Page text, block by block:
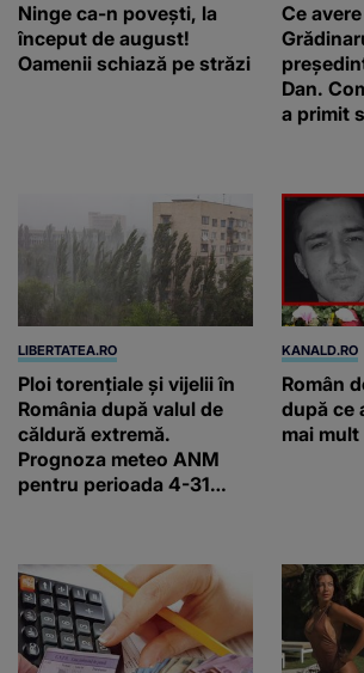
Ninge ca-n povești, la
început de august!
Oamenii schiază pe străzi
Ce
Dan.
a primit
LIBERTATEA.RO
Ploi torențiale și vijelii în
România după valul de
căldură extremă.
Prognoza meteo ANM
pentru perioada 4-31
KANALD.RO
Român
după ce
mai mult